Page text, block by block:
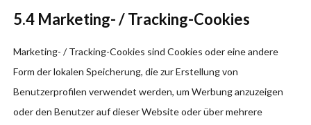
5.4 Marketing- / Tracking-Cookies
Marketing- / Tracking-Cookies sind Cookies oder eine andere
Form der lokalen Speicherung, die zur Erstellung von
Benutzerprofilen verwendet werden, um Werbung anzuzeigen
oder den Benutzer auf dieser Website oder über mehrere